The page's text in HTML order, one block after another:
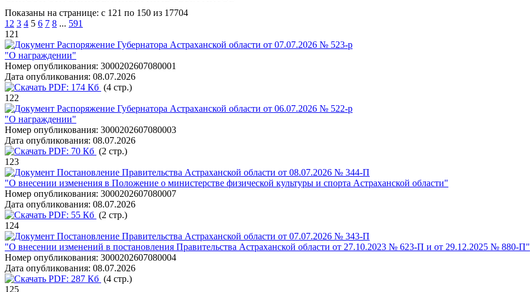
Показаны на странице: с 121 по 150 из 17704
1 2 3 4 5 6 7 8 ... 591
121
Распоряжение Губернатора Астраханской области от 07.07.2026 № 523-р
"О награждении"
Номер опубликования: 3000202607080001
Дата опубликования: 08.07.2026
PDF: 174 Кб (4 стр.)
122
Распоряжение Губернатора Астраханской области от 06.07.2026 № 522-р
"О награждении"
Номер опубликования: 3000202607080003
Дата опубликования: 08.07.2026
PDF: 70 Кб (2 стр.)
123
Постановление Правительства Астраханской области от 08.07.2026 № 344-П
"О внесении изменения в Положение о министерстве физической культуры и спорта Астраханской области"
Номер опубликования: 3000202607080007
Дата опубликования: 08.07.2026
PDF: 55 Кб (2 стр.)
124
Постановление Правительства Астраханской области от 07.07.2026 № 343-П
"О внесении изменений в постановления Правительства Астраханской области от 27.10.2023 № 623-П и от 29.12.2025 № 880-П"
Номер опубликования: 3000202607080004
Дата опубликования: 08.07.2026
PDF: 287 Кб (4 стр.)
125